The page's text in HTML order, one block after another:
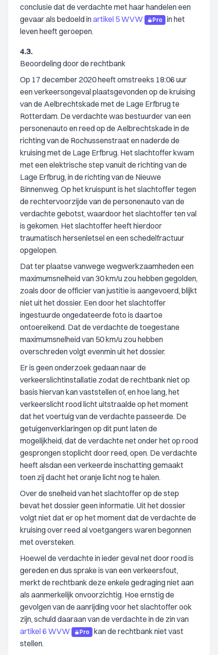
conclusie dat de verdachte met haar handelen een
gevaar als bedoeld inartikel 5 WVW Pro
in het
leven heeft geroepen.
4.3.
Beoordeling door de rechtbank
Op 17 december 2020 heeft omstreeks 18:06 uur
een verkeersongeval plaatsgevonden op de kruising
van de Aelbrechtskade met de Lage Erfbrug te
Rotterdam. De verdachte was bestuurder van een
personenauto en reed op de Aelbrechtskade in de
richting van de Rochussenstraat en naderde de
kruising met de Lage Erfbrug. Het slachtoffer kwam
met een elektrische step vanuit de richting van de
Lage Erfbrug, in de richting van de Nieuwe
Binnenweg. Op het kruispunt is het slachtoffer tegen
de rechtervoorzijde van de personenauto van de
verdachte gebotst, waardoor het slachtoffer ten val
is gekomen. Het slachtoffer heeft hierdoor
traumatisch hersenletsel en een schedelfractuur
opgelopen.
Dat ter plaatse vanwege wegwerkzaamheden een
maximumsnelheid van 30 km/u zou hebben gegolden,
zoals door de officier van justitie is aangevoerd, blijkt
niet uit het dossier. Een door het slachtoffer
ingestuurde ongedateerde foto is daartoe
ontoereikend. Dat de verdachte de toegestane
maximumsnelheid van 50 km/u zou hebben
overschreden volgt evenmin uit het dossier.
Er is geen onderzoek gedaan naar de
verkeerslichtinstallatie zodat de rechtbank niet op
basis hiervan kan vaststellen of, en hoe lang, het
verkeerslicht rood licht uitstraalde op het moment
dat het voertuig van de verdachte passeerde. De
getuigenverklaringen op dit punt laten de
mogelijkheid, dat de verdachte net onder het op rood
gesprongen stoplicht door reed, open. De verdachte
heeft alsdan een verkeerde inschatting gemaakt
toen zij dacht het oranje licht nog te halen.
Over de snelheid van het slachtoffer op de step
bevat het dossier geen informatie. Uit het dossier
volgt niet dat er op het moment dat de verdachte de
kruising over reed al voetgangers waren begonnen
met oversteken.
Hoewel de verdachte in ieder geval net door rood is
gereden en dus sprake is van een verkeersfout,
merkt de rechtbank deze enkele gedraging niet aan
als aanmerkelijk onvoorzichtig. Hoe ernstig de
gevolgen van de aanrijding voor het slachtoffer ook
zijn, schuld daaraan van de verdachte in de zin van
artikel 6 WVW
Pro
kan de rechtbank niet vast
stellen.